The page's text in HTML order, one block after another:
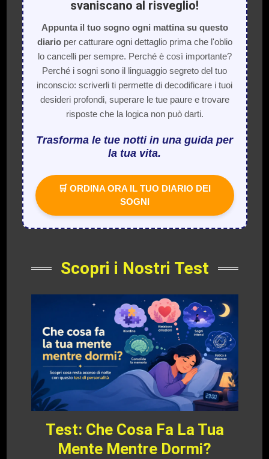
svaniscano al risveglio!
Appunta il tuo sogno ogni mattina su questo
diarioper catturare ogni dettaglio prima che l'oblio
lo cancelli per sempre. Perché è così importante?
Perché i sogni sono il linguaggio segreto del tuo
inconscio: scriverli ti permette di decodificare i tuoi
desideri profondi, superare le tue paure e trovare
risposte che la logica non può darti.
Trasforma le tue notti in una guida per
la tua vita.
🛒 ORDINA ORA IL TUO DIARIO DEI
SOGNI
Scopri i Nostri Test
Test: Che Cosa Fa La Tua
Mente Mentre Dormi?